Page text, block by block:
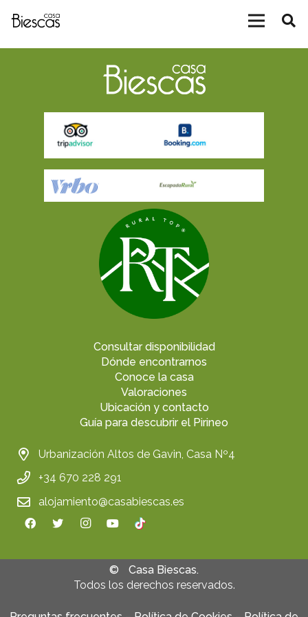
Consultar disponibilidad
Dónde encontrarnos
Conoce la casa
Valoraciones
Ubicación y contacto
Guía para descubrir el Pirineo
Urbanización Altos de Gavin, Casa Nº4
+34 670 228 291
alojamiento@casabiescas.es
©
Casa Biescas.
Todos los derechos reservados.